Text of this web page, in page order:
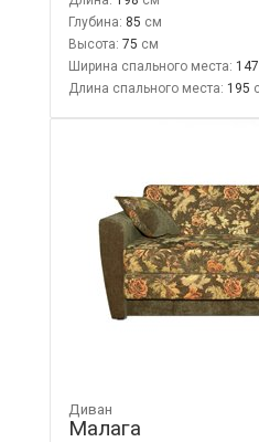
Глубина: 85
Высота: 75
Ширина спального места: 147
Длина спального места: 195
Диван
Малага